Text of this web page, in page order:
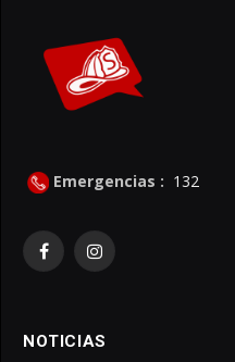
Emergencias : 132
FacebookInstagram
NOTICIAS